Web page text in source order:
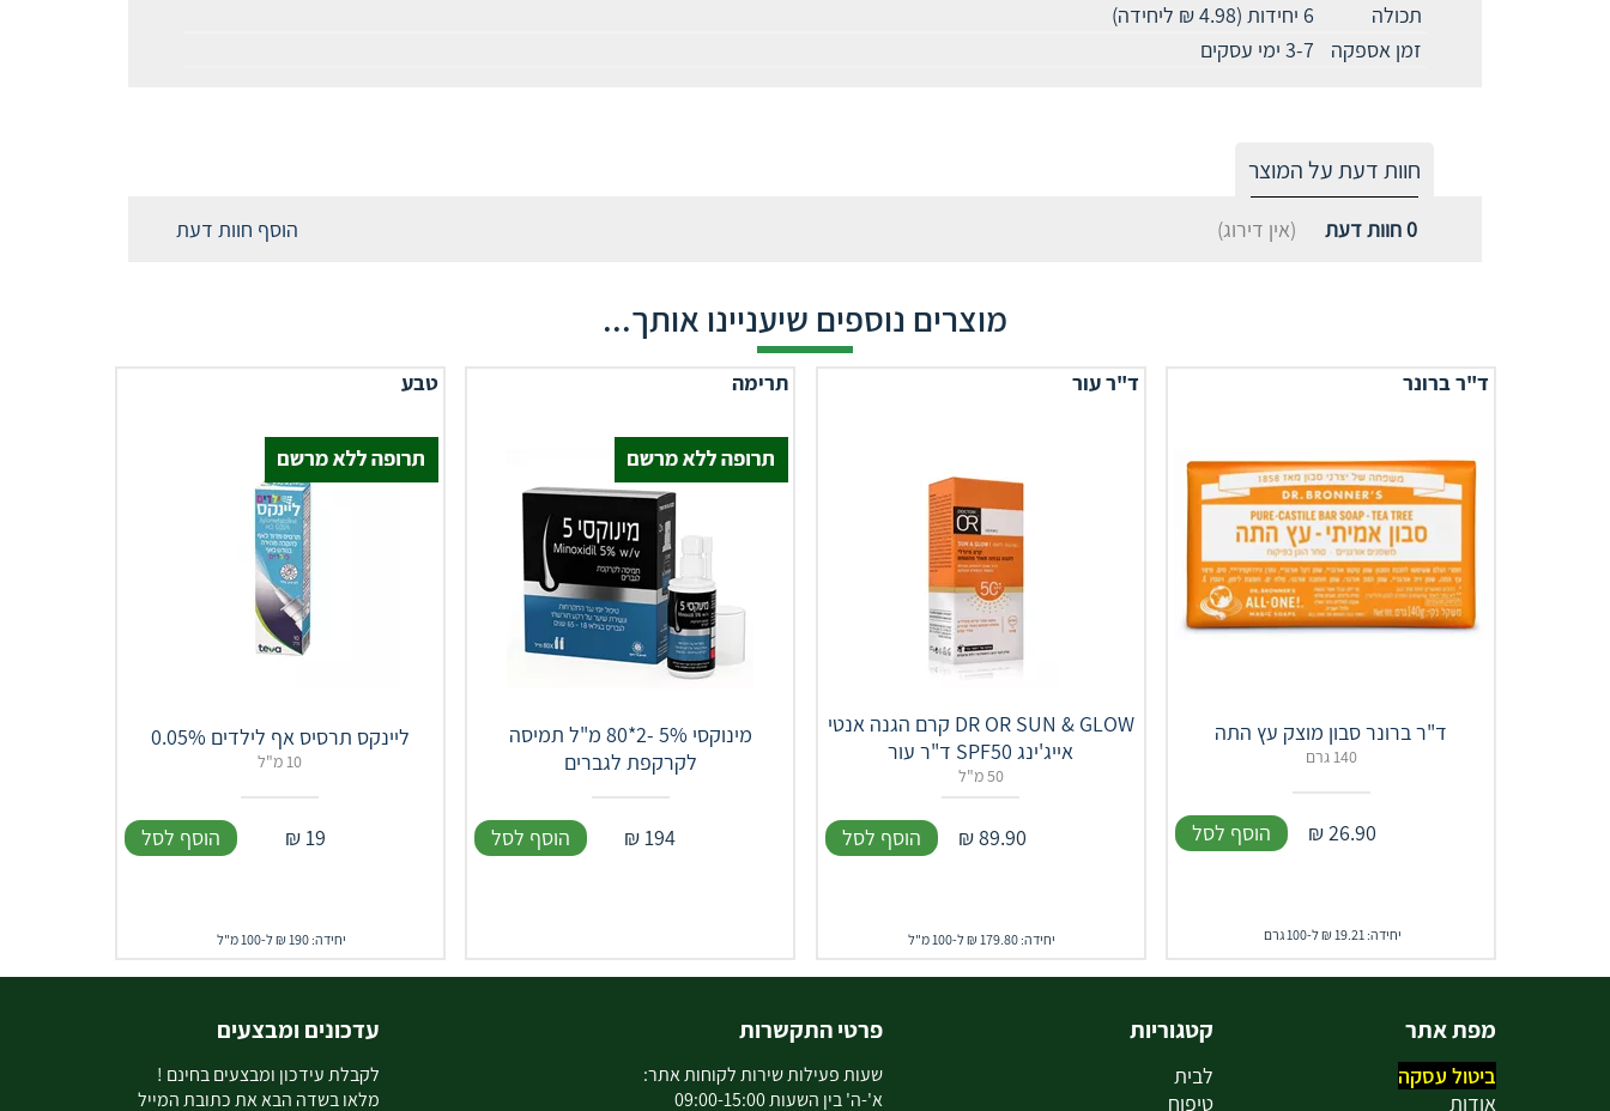
תכולה
6 יחידות (4.98 ₪ ליחידה)
זמן אספקה
3-7 ימי עסקים
חוות דעת על המוצר
0חוות דעת (אין דירוג) הוסף חוות דעת
מוצרים נוספים שיעניינו אותך...
ד"ר ברונר
ד"ר ברונר סבון מוצק עץ התה
140 גרם
26.90
₪ הוסף לסל
יחידה: 19.21 ₪ ל-100 גרם
ד"ר עור
‎DR OR SUN & GLOW קרם הגנה אנטי
אייג'ינג SPF50 ד"ר עור
50 מ"ל
89.90
₪ הוסף לסל
יחידה: 179.80 ₪ ל-100 מ"ל
תרימה
מינוקסי 5% -2*80 מ"ל תמיסה
לקרקפת לגברים
194
₪ הוסף לסל
טבע
ליינקס תרסיס אף לילדים 0.05%
10 מ"ל
19
₪ הוסף לסל
יחידה: 190 ₪ ל-100 מ"ל
מפת אתר
ביטול עסקה
אודות
קטגוריות
לבית
טיפוח
פרטי התקשרות
שעות פעילות שירות לקוחות אתר:
א'-ה' בין השעות 09:00-15:00
עדכונים ומבצעים
לקבלת עידכון ומבצעים בחינם !
מלאו בשדה הבא את כתובת המייל